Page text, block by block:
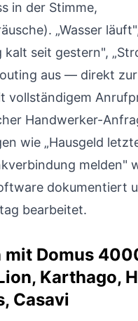
in der Stimme,
„Wasser
kalt seit gestern",
aus — direkt zur
vollständigem
Handwerker-
wie „Hausgeld
melden"
dokumentiert
bearbeitet.
Domus
Karthago,
Casavi